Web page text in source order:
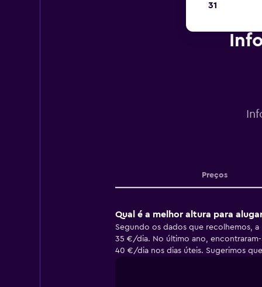
Preços
Qual é a melhor altura para
Segundo os dados que recolhemos,
35 €/dia. No último ano,
40 €/dia nos dias úteis. Sugerimos
31